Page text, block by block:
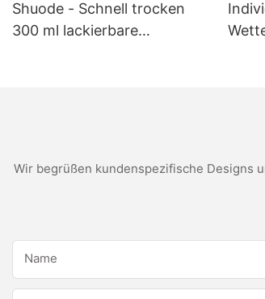
Shuode - Schnell trocken
300 ml lackierbare
Wir begrüßen kundenspezifische Designs
Name